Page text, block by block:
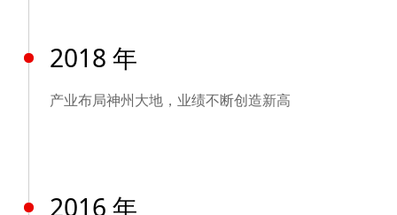
2018 年
产业布局神州大地，业绩不断创造新高
2016 年